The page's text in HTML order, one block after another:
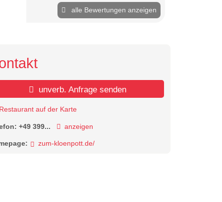
alle Bewertungen anzeigen
unverb. Anfrage senden
Restaurant auf der Karte
+49 399... anzeigen
zum-kloenpott.de/